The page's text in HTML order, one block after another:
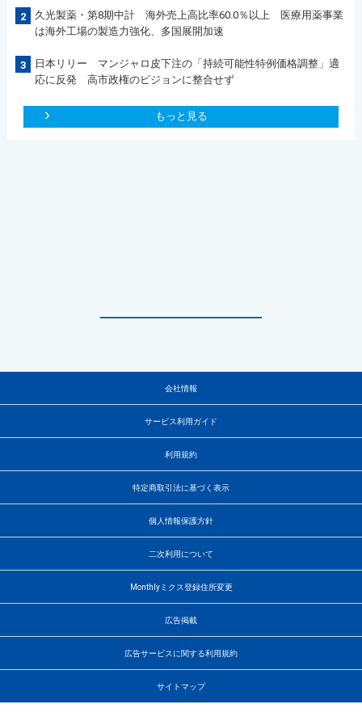
2
久光製薬・第8期中計 海外売上高比率60.0％以上 医療用薬事業
は海外工場の製造力強化、多国展開加速
3
日本リリー マンジャロ皮下注の「持続可能性特例価格調整」適
応に反発 高市政権のビジョンに整合せず
もっと見る
会社情報
サービス利用ガイド
利用規約
特定商取引法に基づく表示
個人情報保護方針
二次利用について
Monthlyミクス登録住所変更
広告掲載
広告サービスに関する利用規約
サイトマップ